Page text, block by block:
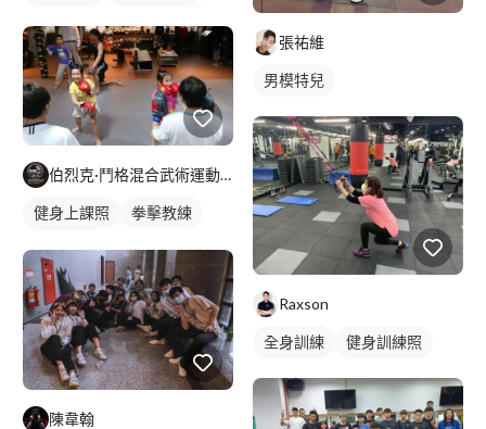
健身教練
私人健身教練
健身團體課
重訓教練
重訓課程
健身課程
伯烈克·鬥格混合武術運動中心-內壢館
健身上課照
拳擊教練
陳韋翰
張祐維
男模特兒
Raxson
全身訓練 健身訓練照